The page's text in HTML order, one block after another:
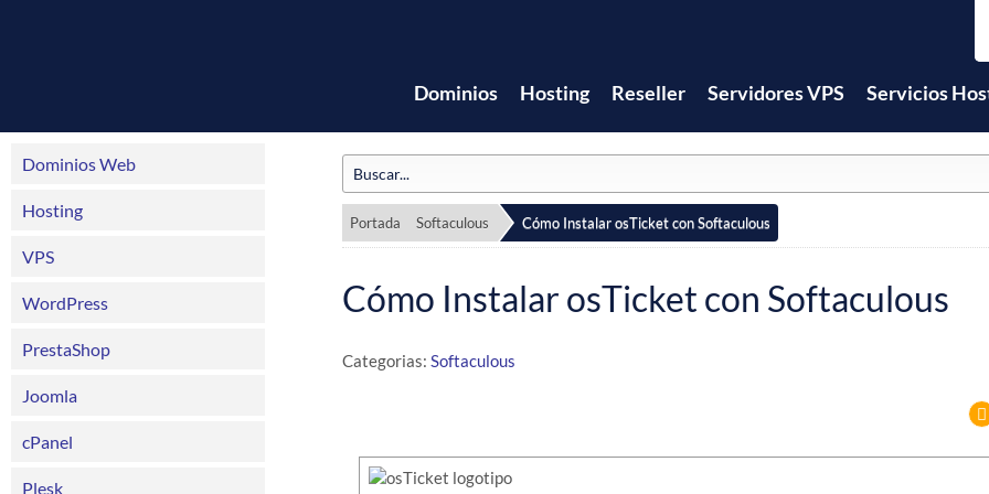
Dominios Hosting Reseller Servidores VPS Servicios
Dominios Web
Hosting
VPS
WordPress
PrestaShop
Joomla
cPanel
Plesk
Portada Softaculous Cómo Instalar osTicket con Softaculous
Cómo Instalar osTicket con Softaculous
Categorias: Softaculous